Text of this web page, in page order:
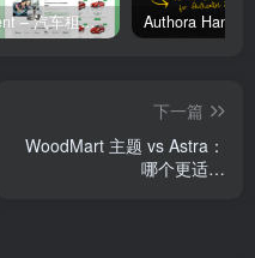
AutoRent – 汽车租赁服务 Elementor 模板套件
下一篇
WoodMart 主题 vs Astra：
哪个更适合